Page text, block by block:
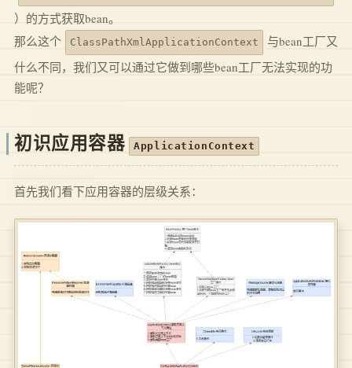
）的方式获取bean。
那么这个
ClassPathXmlApplicationContext
与bean工厂又
什么不同，我们又可以通过它做到哪些bean工厂无法实现的功
能呢？
初识应用容器 ApplicationContext
首先我们看下应用容器的层级关系：